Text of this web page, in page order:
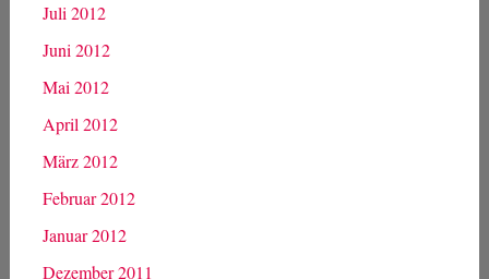
Juli 2012
Juni 2012
Mai 2012
April 2012
März 2012
Februar 2012
Januar 2012
Dezember 2011